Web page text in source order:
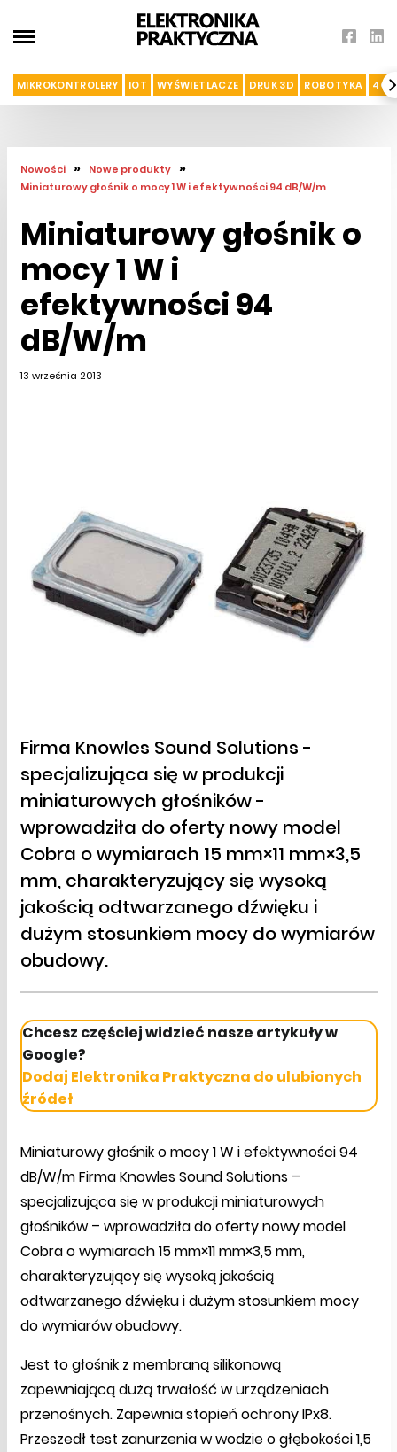
MIKROKONTROLERY IOT WYŚWIETLACZE DRUK 3D ROBOTYKA 4G I
Nowości » Nowe produkty »
Miniaturowy głośnik o mocy 1 W i efektywności 94 dB/W/m
Miniaturowy głośnik o
mocy 1 W i
efektywności 94
dB/W/m
13 września 2013
Firma Knowles Sound Solutions -
specjalizująca się w produkcji
miniaturowych głośników -
wprowadziła do oferty nowy model
Cobra o wymiarach 15 mm×11 mm×3,5
mm, charakteryzujący się wysoką
jakością odtwarzanego dźwięku i
dużym stosunkiem mocy do wymiarów
obudowy.
Chcesz częściej widzieć nasze artykuły w
Google?
Dodaj Elektronika Praktyczna do ulubionych
źródeł
Miniaturowy głośnik o mocy 1 W i efektywności 94
dB/W/m Firma Knowles Sound Solutions –
specjalizująca się w produkcji miniaturowych
głośników – wprowadziła do oferty nowy model
Cobra o wymiarach 15 mm×11 mm×3,5 mm,
charakteryzujący się wysoką jakością
odtwarzanego dźwięku i dużym stosunkiem mocy
do wymiarów obudowy.
Jest to głośnik z membraną silikonową
zapewniającą dużą trwałość w urządzeniach
przenośnych. Zapewnia stopień ochrony IPx8.
Przeszedł test zanurzenia w wodzie o głębokości 1,5